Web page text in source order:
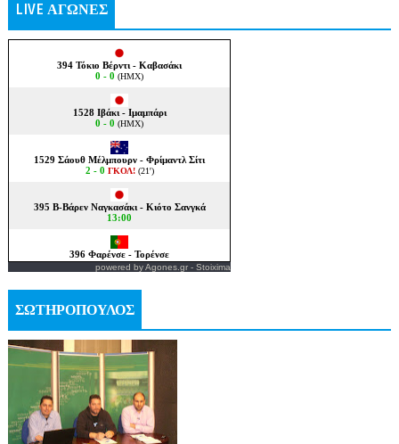
LIVE ΑΓΩΝΕΣ
powered byAgones.gr- Stoixima
ΣΩΤΗΡΟΠΟΥΛΟΣ